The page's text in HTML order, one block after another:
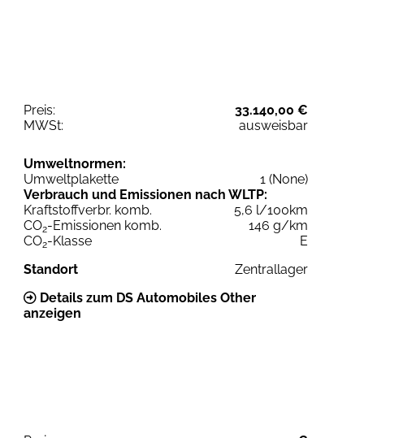
Preis:
33.140,00 €
MWSt:
ausweisbar
Umweltnormen:
Umweltplakette
1 (None)
Verbrauch und Emissionen nach WLTP:
Kraftstoffverbr. komb.
5,6 l/100km
CO2-Emissionen komb.
146 g/km
CO2-Klasse
E
Standort
Zentrallager
Details zum DS Automobiles Other
anzeigen